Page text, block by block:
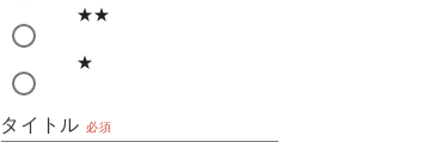
★★
★
タイトル 必須